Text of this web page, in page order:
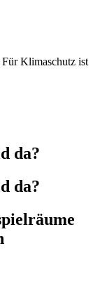
Für Klimaschutz ist
da?
da?